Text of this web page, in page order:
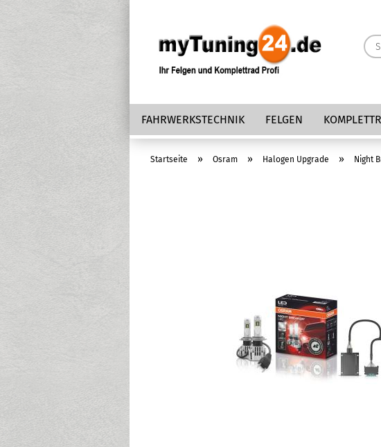
FAHRWERKSTECHNIK FELGEN
Startseite » Osram » Halogen Upgrade » Night